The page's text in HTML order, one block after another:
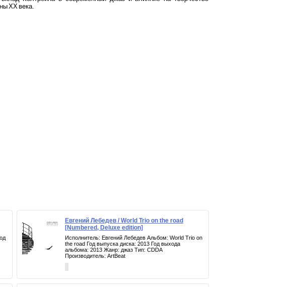
XX века.
Евгений Лебедев / World Trio on the road
[Numbered, Deluxe edition]
Исполнитель: Евгений Лебедев Альбом: World Trio on
the road Год выпуска диска: 2013 Год выхода
альбома: 2013 Жанр: джаз Тип: CDDA
Производитель: ArtBeat